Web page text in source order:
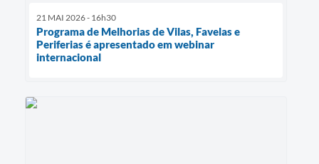
21 MAI 2026 - 16h30
Programa de Melhorias de Vilas, Favelas e
Periferias é apresentado em webinar
internacional